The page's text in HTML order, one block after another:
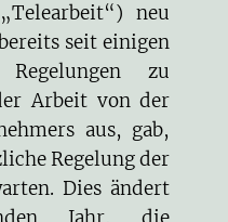
neu
seit einigen
Regelungen zu
Arbeit von der
aus, gab,
Regelung der
Dies ändert